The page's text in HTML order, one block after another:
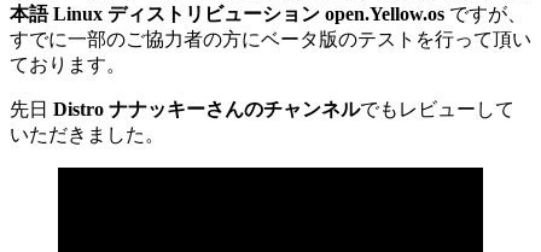
本語 Linux ディストリビューション open.Yellow.os ですが、
すでに一部のご協力者の方にベータ版のテストを行って頂い
ております。
先日 Distro ナナッキーさんのチャンネルでもレビューして
いただきました。